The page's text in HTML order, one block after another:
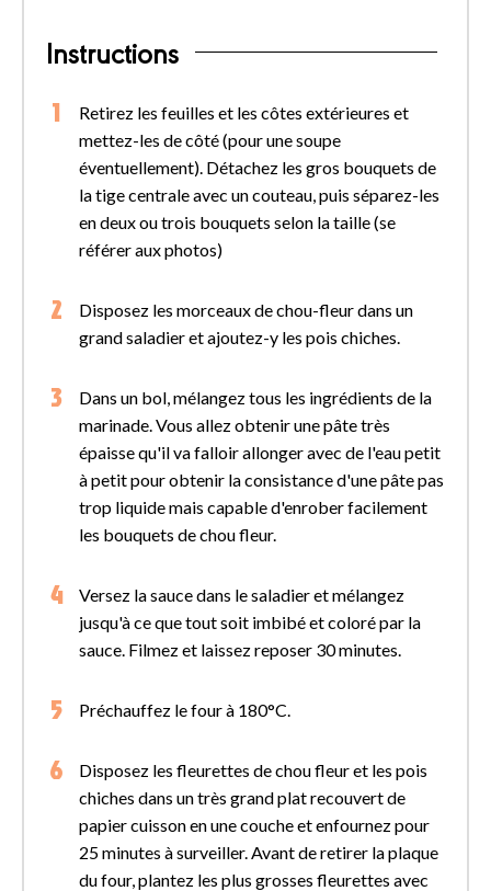
Instructions
Retirez les feuilles et les côtes extérieures et
mettez-les de côté (pour une soupe
éventuellement). Détachez les gros bouquets de
la tige centrale avec un couteau, puis séparez-les
en deux ou trois bouquets selon la taille (se
référer aux photos)
Disposez les morceaux de chou-fleur dans un
grand saladier et ajoutez-y les pois chiches.
Dans un bol, mélangez tous les ingrédients de la
marinade. Vous allez obtenir une pâte très
épaisse qu'il va falloir allonger avec de l'eau petit
à petit pour obtenir la consistance d'une pâte pas
trop liquide mais capable d'enrober facilement
les bouquets de chou fleur.
Versez la sauce dans le saladier et mélangez
jusqu'à ce que tout soit imbibé et coloré par la
sauce. Filmez et laissez reposer 30 minutes.
Préchauffez le four à 180°C.
Disposez les fleurettes de chou fleur et les pois
chiches dans un très grand plat recouvert de
papier cuisson en une couche et enfournez pour
25 minutes à surveiller. Avant de retirer la plaque
du four, plantez les plus grosses fleurettes avec